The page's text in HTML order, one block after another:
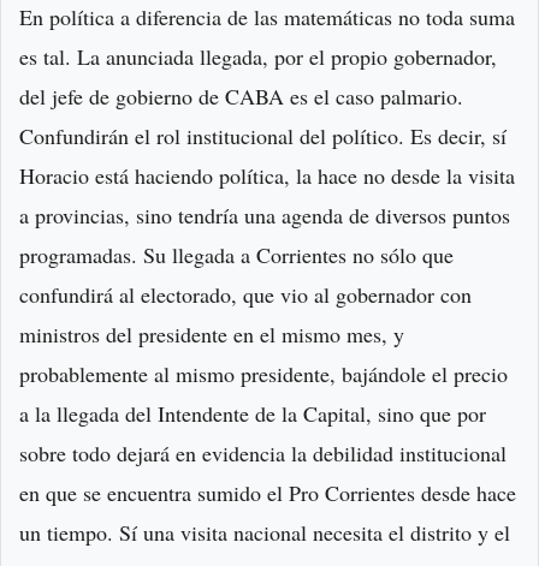
En política a diferencia de las matemáticas no toda suma
es tal. La anunciada llegada, por el propio gobernador,
del jefe de gobierno de CABA es el caso palmario.
Confundirán el rol institucional del político. Es decir, sí
Horacio está haciendo política, la hace no desde la visita
a provincias, sino tendría una agenda de diversos puntos
programadas. Su llegada a Corrientes no sólo que
confundirá al electorado, que vio al gobernador con
ministros del presidente en el mismo mes, y
probablemente al mismo presidente, bajándole el precio
a la llegada del Intendente de la Capital, sino que por
sobre todo dejará en evidencia la debilidad institucional
en que se encuentra sumido el Pro Corrientes desde hace
un tiempo. Sí una visita nacional necesita el distrito y el